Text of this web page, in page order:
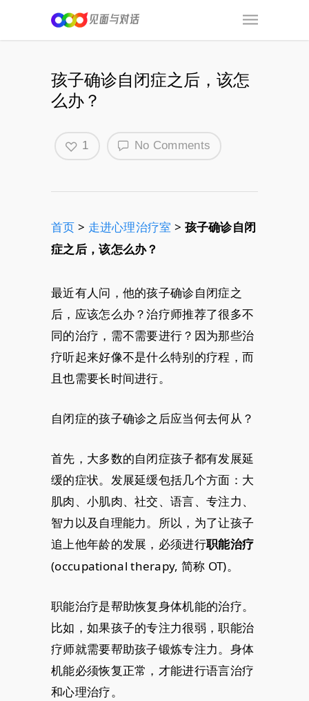
孩子确诊自闭症之后，该怎
么办？
No Comments
1
首页 > 走进心理治疗室 > 孩子确诊自闭
症之后，该怎么办？
最近有人问，他的孩子确诊自闭症之
后，应该怎么办？治疗师推荐了很多不
同的治疗，需不需要进行？因为那些治
疗听起来好像不是什么特别的疗程，而
且也需要长时间进行。
自闭症的孩子确诊之后应当何去何从？
首先，大多数的自闭症孩子都有发展延
缓的症状。发展延缓包括几个方面：大
肌肉、小肌肉、社交、语言、专注力、
智力以及自理能力。所以，为了让孩子
追上他年龄的发展，必须进行职能治疗
(occupational therapy, 简称 OT)。
职能治疗是帮助恢复身体机能的治疗。
比如，如果孩子的专注力很弱，职能治
疗师就需要帮助孩子锻炼专注力。身体
机能必须恢复正常，才能进行语言治疗
和心理治疗。